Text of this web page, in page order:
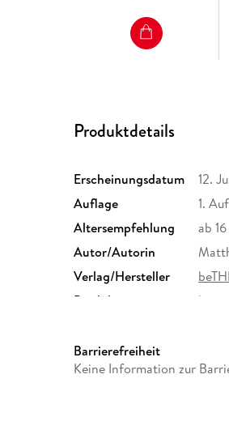
Produktdetails
Erscheinungsdatum 12.
Auflage
1.
Altersempfehlung
ab
Autor/Autorin
Verlag/Hersteller
Produktart
Herstelleradresse
Barrierefreiheit
Keine Information zur